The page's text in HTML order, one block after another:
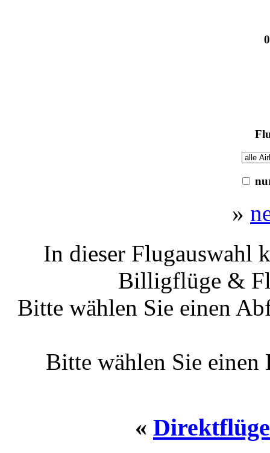
»
In dieser Flugauswahl
Billigflüge &
Bitte wählen Sie einen
Bitte wählen Sie
«